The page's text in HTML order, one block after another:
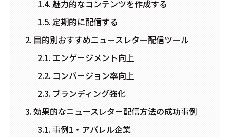
魅力的なコンテンツを作成する
定期的に配信する
目的別おすすめニュースレター配信ツール
エンゲージメント向上
コンバージョン率向上
ブランディング強化
効果的なニュースレター配信方法の成功事例
事例1・アパレル企業